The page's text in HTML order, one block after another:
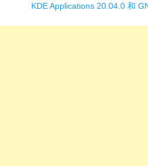
KDE Applications 20.04.0 和